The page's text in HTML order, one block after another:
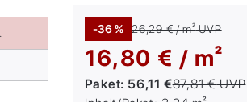
-36 % 26,29 € / m²UVP
16,80 € / m²
Paket: 56,11 €87,81 €UVP